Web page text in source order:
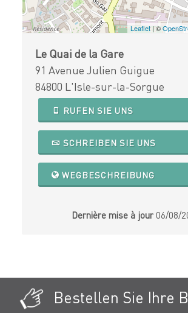
Leaflet| ©
Le Quai de la Gare
91 Avenue Julien Guigue
84800 L'Isle-sur-la-Sorgue
RUFEN SIE UNS
SCHREIBEN SIE UNS
WEGBESCHREIBUNG
Dernière mise à jour 06/08/
Bestellen Sie Ihre